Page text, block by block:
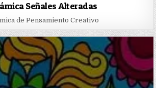
Señales Alteradas
de Pensamiento Creativo